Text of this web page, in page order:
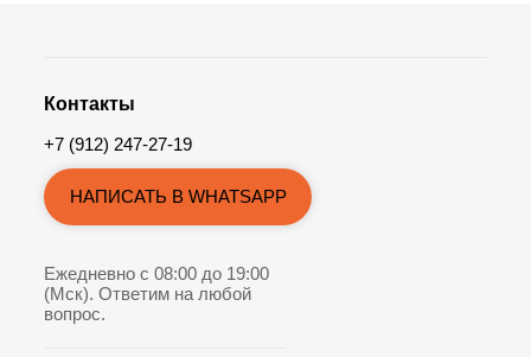
Контакты
+7 (912) 247-27-19
НАПИСАТЬ В WHATSAPP
Ежедневно с 08:00 до 19:00
(Мск). Ответим на любой
вопрос.